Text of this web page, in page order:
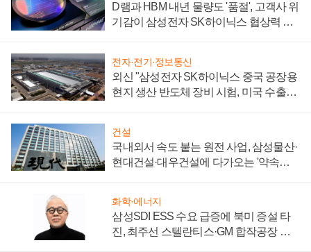
D램과 HBM 내년 물량도 '품절', 고객사 위
기감이 삼성전자 SK하이닉스 협상력 더
전자·전기·정보통신
외신 "삼성전자 SK하이닉스 중국 공장용
현지 생산 반도체 장비 시험, 미국 수출통
건설
국내외서 속도 붙는 원전 사업, 삼성물산·
현대건설·대우건설에 다가오는 '약속의
화학·에너지
삼성SDI ESS 수요 급증에 북미 증설 타
진, 최주선 스텔란티스·GM 합작공장 건